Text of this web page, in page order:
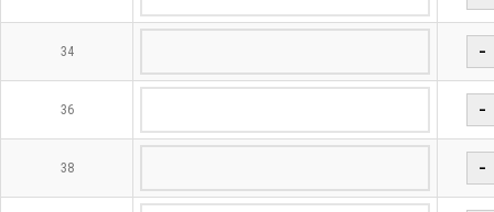
34 −
36 −
38 −